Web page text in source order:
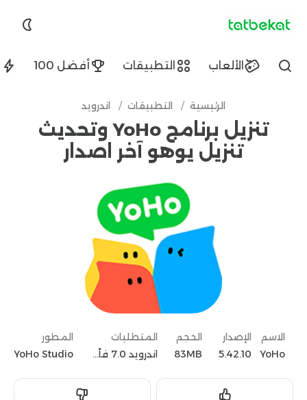
tatbekat.net
الألعاب التطبيقات أفضل 100
Find
الرئيسية / التطبيقات / اندرويد
تنزيل برنامج YoHo وتحديث
تنزيل يوهو آخر اصدار
الاسم
YoHo
الإصدار
5.42.10
الحجم
83MB
المتطلبات
اندرويد 7.0 فأعلى
المطور
YoHo Studio